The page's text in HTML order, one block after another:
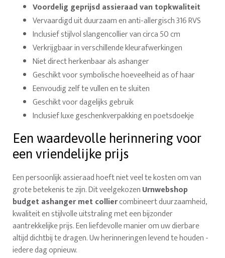
Voordelig geprijsd assieraad van topkwaliteit
Vervaardigd uit duurzaam en anti-allergisch 316 RVS
Inclusief stijlvol slangencollier van circa 50 cm
Verkrijgbaar in verschillende kleurafwerkingen
Niet direct herkenbaar als ashanger
Geschikt voor symbolische hoeveelheid as of haar
Eenvoudig zelf te vullen en te sluiten
Geschikt voor dagelijks gebruik
Inclusief luxe geschenkverpakking en poetsdoekje
Een waardevolle herinnering voor
een vriendelijke prijs
Een persoonlijk assieraad hoeft niet veel te kosten om van
grote betekenis te zijn. Dit veelgekozenUrnwebshop
budget ashanger met colliercombineert duurzaamheid,
kwaliteit en stijlvolle uitstraling met een bijzonder
aantrekkelijke prijs. Een liefdevolle manier om uw dierbare
altijd dichtbij te dragen. Uw herinneringen levend te houden -
iedere dag opnieuw.